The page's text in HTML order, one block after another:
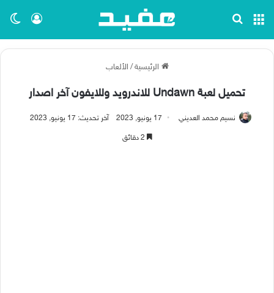
تسجيل القائمة
الرئيسية / الألعاب
تحميل لعبة Undawn للاندرويد وللايفون آخر اصدار
نسيم محمد العديني 17 يونيو, 2023 آخر تحديث: 17 يونيو, 2023